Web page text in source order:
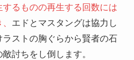
るものの再生する回数には
エドとマスタングは協力し
ストの胸ぐらから賢者の石
討ちをし倒します。